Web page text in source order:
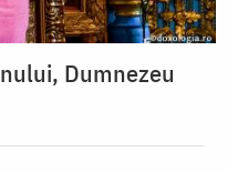
Dumnezeu